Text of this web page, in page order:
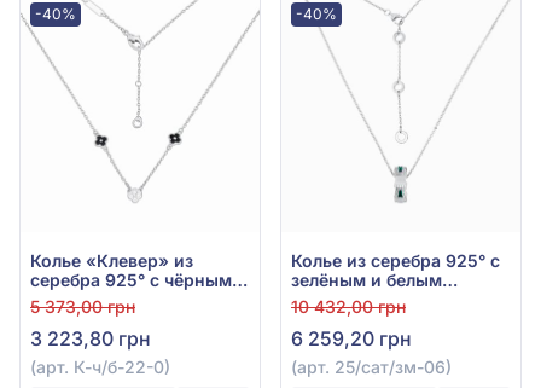
-40%
Колье «Клевер» из
серебра 925° с чёрными
и белыми фианитами,
арт. К-ч/б-22-0
5 373,00 грн
3 223,80 грн
(арт. К-ч/б-22-0)
-40%
Колье из серебра 925° с
зелёным и белым
фианитом, арт. 25/сат/
зм-06
10 432,00 грн
6 259,20 грн
(арт. 25/сат/зм-06)